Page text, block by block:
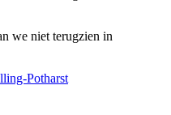
Potharst